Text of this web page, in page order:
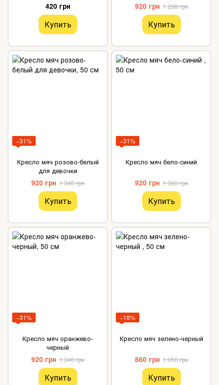
420 грн
Купить
920 грн 1 298 грн
Купить
−31%
Кресло мяч розово-белый
для девочки
920 грн 1 340 грн
Купить
−31%
Кресло мяч бело-синий
920 грн 1 340 грн
Купить
−31%
Кресло мяч оранжево-
черный
920 грн 1 340 грн
Купить
−18%
Кресло мяч зелено-черный
860 грн 1 050 грн
Купить